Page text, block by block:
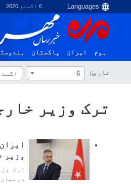
6 اگست، 2026
ہوم ایران پاکستان
تاریخ 6 اگست
ترک وزیر
وزیر
ترک